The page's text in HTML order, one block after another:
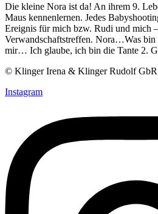
Die kleine Nora ist da! An ihrem 9.
Maus kennenlernen. Jedes
Ereignis für mich bzw. Rudi und mich
Verwandschaftstreffen. Nora…Was bin
mir… Ich glaube, ich bin die Tante 2.
© Klinger Irena & Klinger Rudolf GbR
Instagram